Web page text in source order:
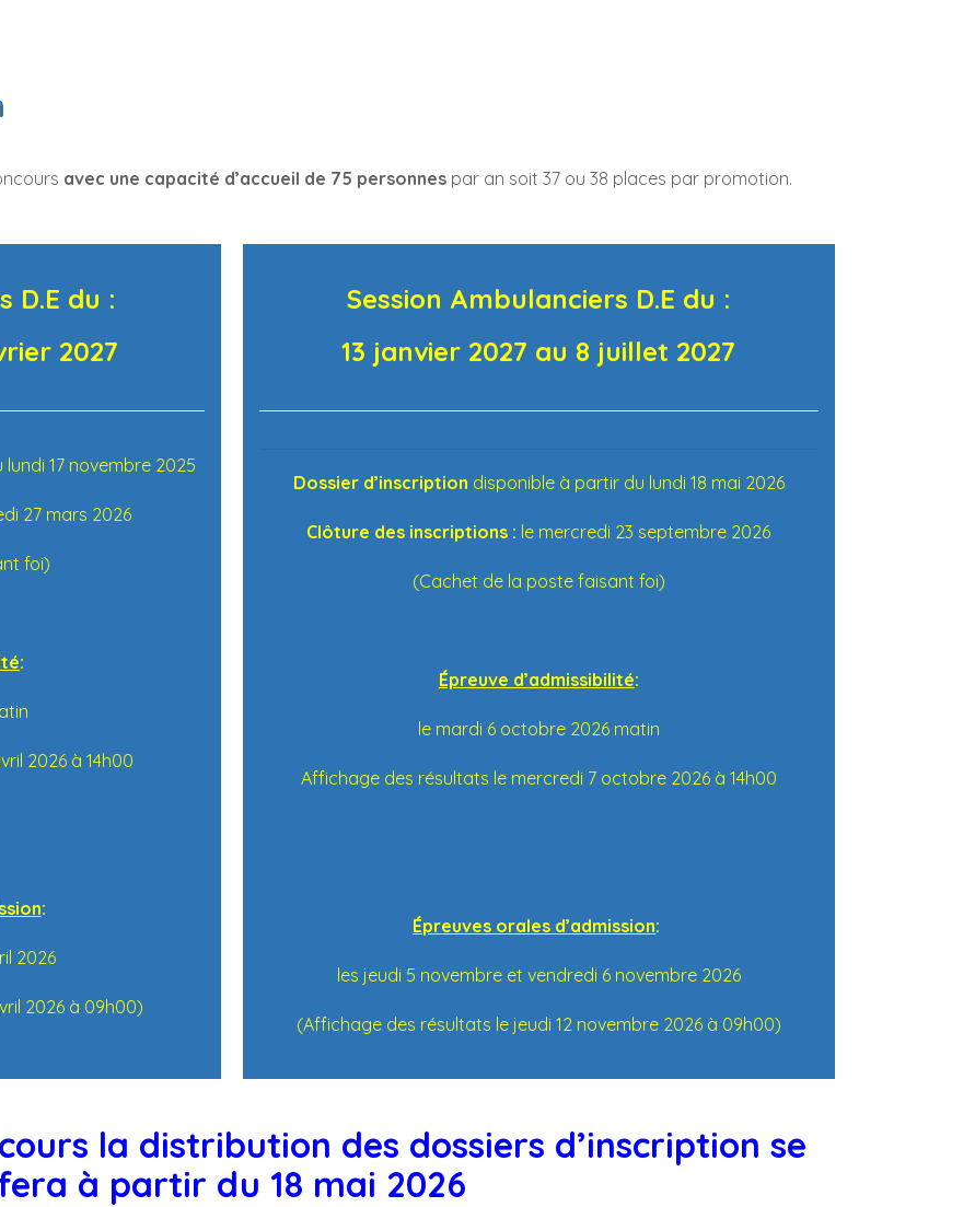
avec une capacité d’accueil de 75 personnespar an soit 37 ou 38 places par promotion.
D.E du :
2027
17 novembre 2025
27 mars 2026
foi)
:
2026 à 14h00
:
2026
2026 à 09h00)
Session Ambulanciers D.E du :
13 janvier 2027 au 8 juillet 2027
Dossier d’inscription disponible à partir du lundi 18 mai 2026
Clôture des inscriptions : le mercredi 23 septembre 2026
(Cachet de la poste faisant foi)
Épreuve d’admissibilité:
le mardi 6 octobre 2026 matin
Affichage des résultats le mercredi 7 octobre 2026 à 14h00
Épreuves orales d’admission:
les jeudi 5 novembre et vendredi 6 novembre 2026
(Affichage des résultats le jeudi 12 novembre 2026 à 09h00)
la distribution des dossiers d’inscription se
à partir du 18 mai 2026